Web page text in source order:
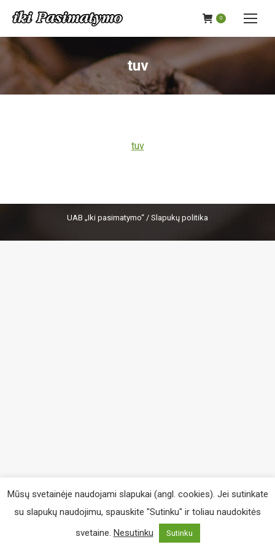
0
tuv
tuv
UAB „Iki pasimatymo“ / Slapukų politika
Mūsų svetainėje naudojami slapukai (angl. cookies). Jei sutinkate
su slapukų naudojimu, spauskite "Sutinku" ir toliau naudokitės
svetaine. Nesutinku Sutinku